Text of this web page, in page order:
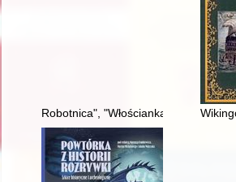
Robotnica", "Włościanka" i "Kobieta